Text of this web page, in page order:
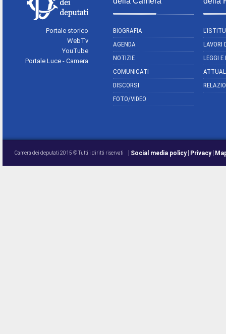
Portale storico
WebTv
YouTube
Portale Luce - Camera
BIOGRAFIA
AGENDA
NOTIZIE
COMUNICATI
DISCORSI
FOTO/VIDEO
LAVORI
LEGGI
Camera dei deputati 2015 © Tutti i diritti riservati Social media policy Privacy